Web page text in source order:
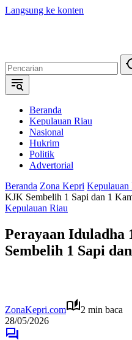
Langsung ke konten
Beranda
Kepulauan Riau
Nasional
Hukrim
Politik
Advertorial
Beranda Zona Kepri Kepulauan
KJK Sembelih 1 Sapi dan 1
Kepulauan Riau
Perayaan Iduladha
Sembelih 1 Sapi
ZonaKepri.com
2 min baca
28/05/2026